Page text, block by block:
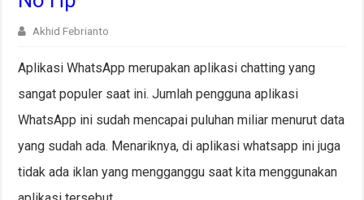
Akhid Febrianto
Aplikasi WhatsApp merupakan aplikasi chatting yang
sangat populer saat ini. Jumlah pengguna aplikasi
WhatsApp ini sudah mencapai puluhan miliar menurut data
yang sudah ada. Menariknya, di aplikasi whatsapp ini juga
tidak ada iklan yang mengganggu saat kita menggunakan